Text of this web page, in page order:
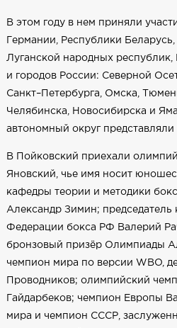
В этом году в нем приняли
Германии, Республики
Луганской народных
и городов России: Северной
Санкт–Петербурга, Омска,
Челябинска, Новосибирска и
автономный округ представляли
В Пойковский приехали
Яновский, чье имя носит
кафедры теории и методики
Александр Зимин; председатель
Федерации бокса РФ Валерий
бронзовый призёр Олимпиады
чемпион мира по версии WBO,
Проводников; олимпийский
Гайдарбеков; чемпион Европы
мира и чемпион СССР,